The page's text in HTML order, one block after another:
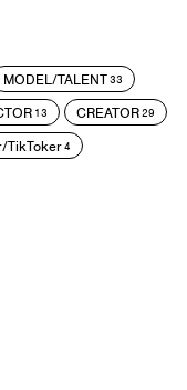
MODEL/TALENT33
13 CREATOR29
TikToker4